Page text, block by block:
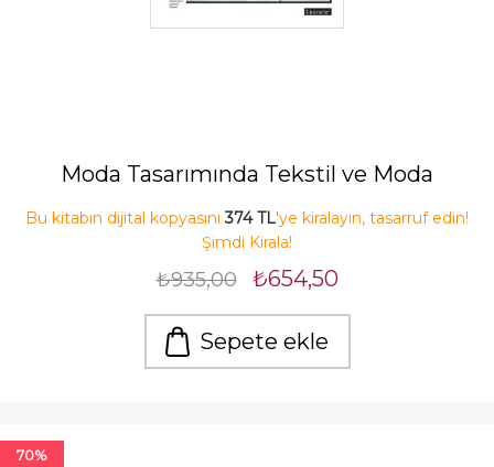
Moda Tasarımında Tekstil ve Moda
Bu kitabın dijital kopyasını374 TL'ye kiralayın, tasarruf edin!
Şimdi Kirala!
₺935,00 ₺654,50
Sepete ekle
70%